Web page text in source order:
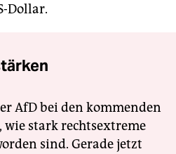
Dollar.
AfD bei den kommenden
wie stark rechtsextreme
sind. Gerade jetzt